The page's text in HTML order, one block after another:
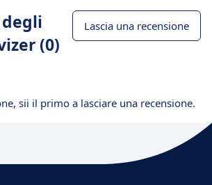
degli
(0)
Lascia una recensione
sii il primo a lasciare una recensione.